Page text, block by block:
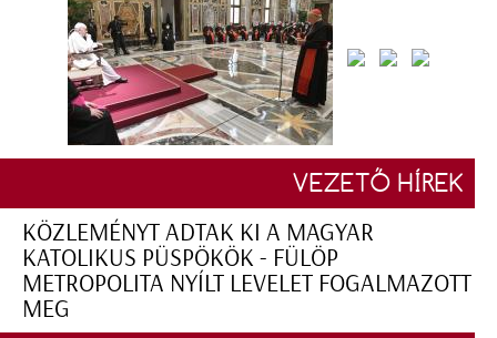
VEZETŐ HÍREK
KÖZLEMÉNYT ADTAK KI A MAGYAR
KATOLIKUS PÜSPÖKÖK - FÜLÖP
METROPOLITA NYÍLT LEVELET FOGALMAZOTT
MEG